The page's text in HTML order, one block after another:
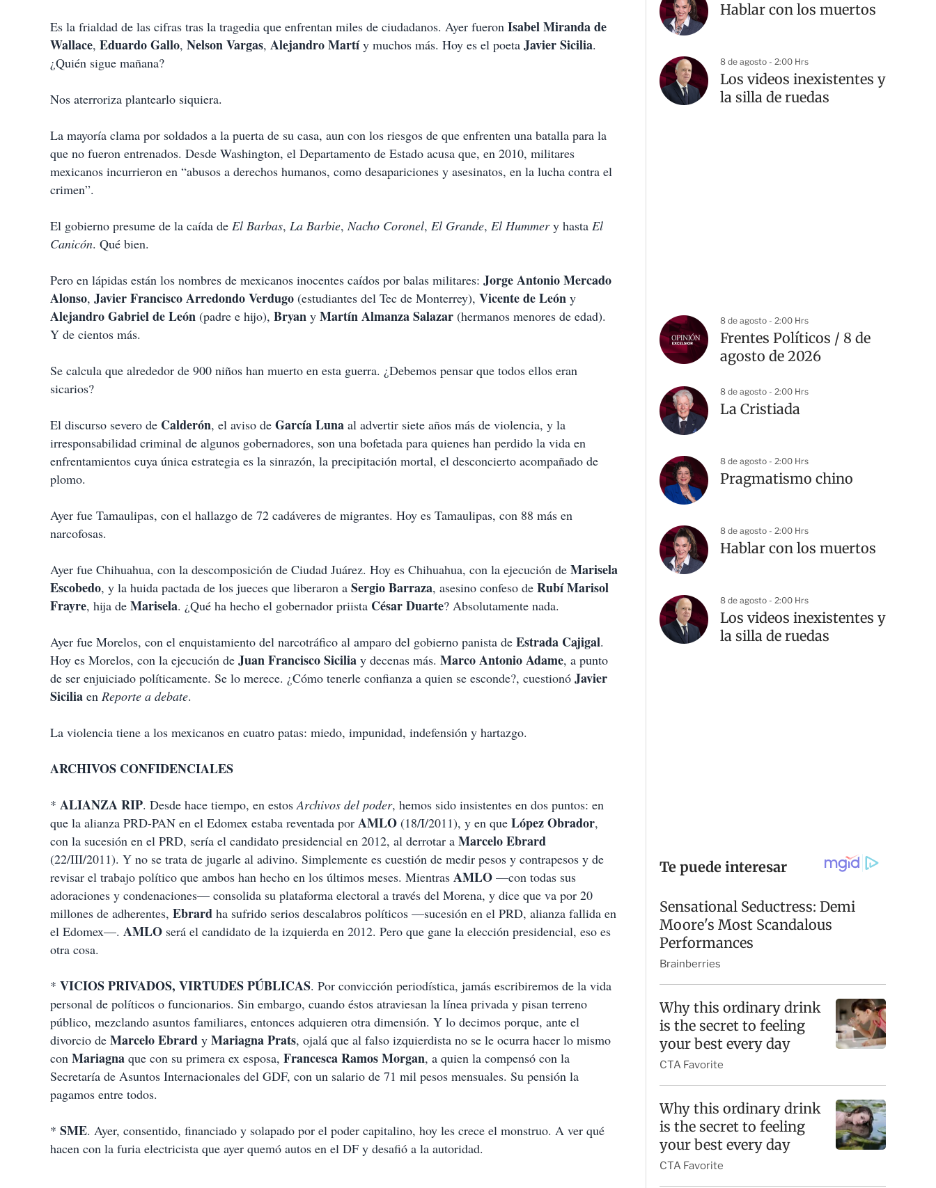
Es la frialdad de las cifras tras la tragedia que enfrentan miles de ciudadanos. Ayer fueron Isabel Miranda de
Wallace, Eduardo Gallo, Nelson Vargas, Alejandro Martíy muchos más. Hoy es el poeta Javier Sicilia.
¿Quién sigue mañana?
Nos aterroriza plantearlo siquiera.
La mayoría clama por soldados a la puerta de su casa, aun con los riesgos de que enfrenten una batalla para la
que no fueron entrenados. Desde Washington, el Departamento de Estado acusa que, en 2010, militares
mexicanos incurrieron en “abusos a derechos humanos, como desapariciones y asesinatos, en la lucha contra el
crimen”.
El gobierno presume de la caída de El Barbas, La Barbie,Nacho Coronel, El Grande, El Hummery hasta El
Canicón. Qué bien.
Pero en lápidas están los nombres de mexicanos inocentes caídos por balas militares: Jorge Antonio Mercado
Alonso, Javier Francisco Arredondo Verdugo (estudiantes del Tec de Monterrey), Vicente de León y
Alejandro Gabriel de León (padre e hijo), Bryan y Martín Almanza Salazar (hermanos menores de edad).
Y de cientos más.
Se calcula que alrededor de 900 niños han muerto en esta guerra. ¿Debemos pensar que todos ellos eran
sicarios?
El discurso severo de Calderón, el aviso de García Luna al advertir siete años más de violencia, y la
irresponsabilidad criminal de algunos gobernadores, son una bofetada para quienes han perdido la vida en
enfrentamientos cuya única estrategia es la sinrazón, la precipitación mortal, el desconcierto acompañado de
plomo.
Ayer fue Tamaulipas, con el hallazgo de 72 cadáveres de migrantes. Hoy es Tamaulipas, con 88 más en
narcofosas.
Ayer fue Chihuahua, con la descomposición de Ciudad Juárez. Hoy es Chihuahua, con la ejecución de Marisela
Escobedo, y la huida pactada de los jueces que liberaron a Sergio Barraza, asesino confeso de Rubí Marisol
Frayre, hija de Marisela. ¿Qué ha hecho el gobernador priista César Duarte? Absolutamente nada.
Ayer fue Morelos, con el enquistamiento del narcotráfico al amparo del gobierno panista de Estrada Cajigal.
Hoy es Morelos, con la ejecución de Juan Francisco Sicilia y decenas más. Marco Antonio Adame, a punto
de ser enjuiciado políticamente. Se lo merece. ¿Cómo tenerle confianza a quien se esconde?, cuestionó Javier
Sicilia en Reporte a debate.
La violencia tiene a los mexicanos en cuatro patas: miedo, impunidad, indefensión y hartazgo.
ARCHIVOS CONFIDENCIALES
* ALIANZA RIP. Desde hace tiempo, en estosArchivos del poder, hemos sido insistentes en dos puntos: en
que la alianza PRD-PAN en el Edomex estaba reventada por AMLO (18/I/2011), y en que López Obrador,
con la sucesión en el PRD, sería el candidato presidencial en 2012, al derrotar a Marcelo Ebrard
(22/III/2011). Y no se trata de jugarle al adivino. Simplemente es cuestión de medir pesos y contrapesos y de
revisar el trabajo político que ambos han hecho en los últimos meses. Mientras AMLO —con todas sus
adoraciones y condenaciones— consolida su plataforma electoral a través del Morena, y dice que va por 20
millones de adherentes, Ebrard ha sufrido serios descalabros políticos —sucesión en el PRD, alianza fallida en
el Edomex—. AMLO será el candidato de la izquierda en 2012. Pero que gane la elección presidencial, eso es
otra cosa.
* VICIOS PRIVADOS, VIRTUDES PÚBLICAS. Por convicción periodística, jamás escribiremos de la vida
personal de políticos o funcionarios. Sin embargo, cuando éstos atraviesan la línea privada y pisan terreno
público, mezclando asuntos familiares, entonces adquieren otra dimensión. Y lo decimos porque, ante el
divorcio de Marcelo Ebrard y Mariagna Prats, ojalá que al falso izquierdista no se le ocurra hacer lo mismo
con Mariagna que con su primera ex esposa, Francesca Ramos Morgan, a quien la compensó con la
Secretaría de Asuntos Internacionales del GDF, con un salario de 71 mil pesos mensuales. Su pensión la
pagamos entre todos.
* SME. Ayer, consentido, financiado y solapado por el poder capitalino, hoy les crece el monstruo. A ver qué
hacen con la furia electricista que ayer quemó autos en el DF y desafió a la autoridad.
Hablar con los muertos
8 de agosto - 2:00 Hrs
Los videos inexistentes y
la silla de ruedas
8 de agosto - 2:00 Hrs
Frentes Políticos / 8 de
agosto de 2026
8 de agosto - 2:00 Hrs
La Cristiada
8 de agosto - 2:00 Hrs
Pragmatismo chino
8 de agosto - 2:00 Hrs
Hablar con los muertos
8 de agosto - 2:00 Hrs
Los videos inexistentes y
la silla de ruedas